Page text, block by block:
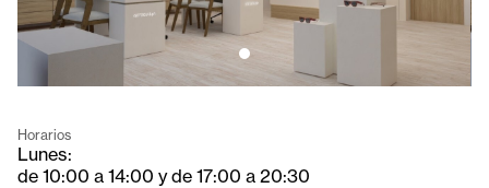
Horarios
Lunes:
de 10:00 a 14:00 y de 17:00 a 20:30